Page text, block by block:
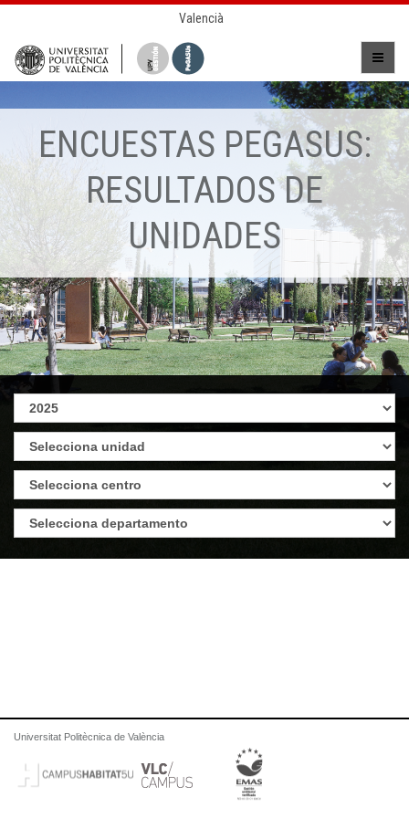
Valencià
ENCUESTAS PEGASUS:
RESULTADOS DE
UNIDADES
Universitat Politècnica de València